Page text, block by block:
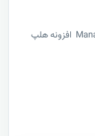
افزونه هلپ کارت فارسی Manageengine Service Desk plus افزونه هلپ